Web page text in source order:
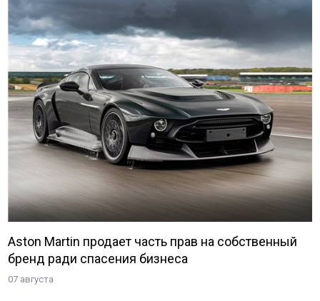
Aston Martin продает часть прав на собственный
бренд ради спасения бизнеса
07 августа